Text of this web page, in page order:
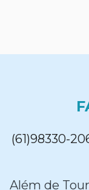
(61)98330-
Além de